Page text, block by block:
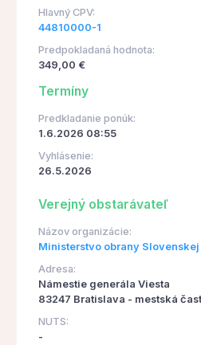
Hlavný CPV:
44810000-1
Predpokladaná hodnota:
349,00 €
Termíny
Predkladanie ponúk:
1.6.2026 08:55
Vyhlásenie:
26.5.2026
Verejný obstarávateľ
Názov organizácie:
Ministerstvo obrany
Adresa:
Námestie generála Viesta
83247 Bratislava - mestská
NUTS:
-